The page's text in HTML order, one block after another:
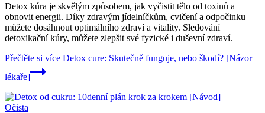
Detox kúra je skvělým způsobem, jak vyčistit tělo od toxinů a
obnovit energii. Díky zdravým jídelníčkům, cvičení a odpočinku
můžete dosáhnout optimálního zdraví a vitality. Sledování
detoxikační kúry, můžete zlepšit své fyzické i duševní zdraví.
Přečtěte si více Detox cure: Skutečně funguje, nebo škodí? [Názor
lékaře]
Očista